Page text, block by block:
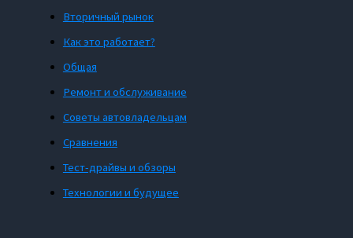
Вторичный рынок
Как это работает?
Общая
Ремонт и обслуживание
Советы автовладельцам
Сравнения
Тест-драйвы и обзоры
Технологии и будущее